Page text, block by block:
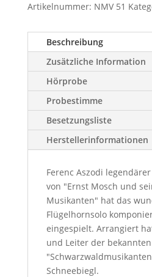
Artikelnummer: NMV 51
Beschreibung
Zusätzliche Information
Hörprobe
Probestimme
Besetzungsliste
Herstellerinformationen
Ferenc Aszodi
von "Ernst Mosch und
Musikanten" hat das
Flügelhornsolo
eingespielt. Arrangiert
und Leiter der bekannten
Schneebiegl.